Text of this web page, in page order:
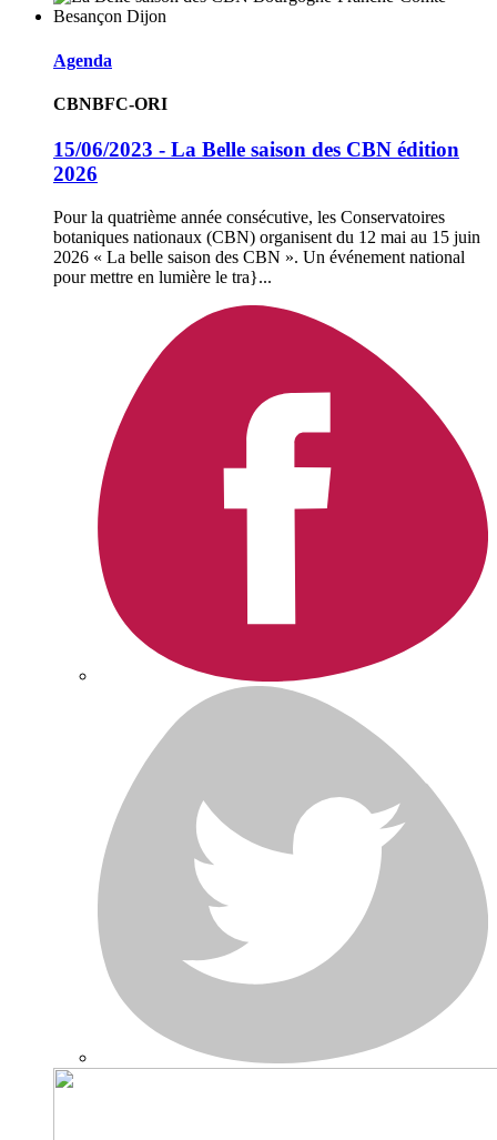
Agenda
CBNBFC-ORI
15/06/2023 - La Belle saison des CBN édition
2026
Pour la quatrième année consécutive, les Conservatoires
botaniques nationaux (CBN) organisent du 12 mai au 15 juin
2026 « La belle saison des CBN ». Un événement national
pour mettre en lumière le tra}...